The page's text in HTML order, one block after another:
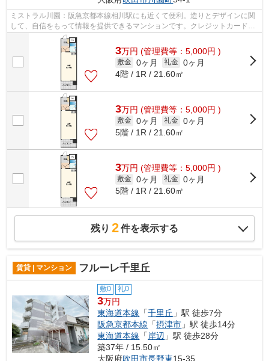
ミストラル川園：阪急京都本線相川駅にも近くて便利。造りとデザインに関
して、自信をもって情報を提供できるマンションです。クレジットカードで
初期費用がお支払いいただけるので、...
3万円 (管理費等：5,000円 )
敷金 0ヶ月 礼金 0ヶ月
4階 / 1R / 21.60㎡
3万円 (管理費等：5,000円 )
敷金 0ヶ月 礼金 0ヶ月
5階 / 1R / 21.60㎡
3万円 (管理費等：5,000円 )
敷金 0ヶ月 礼金 0ヶ月
5階 / 1R / 21.60㎡
残り 2件を表示する
賃貸 | マンション フルーレ千里丘
敷0 礼0
3万円
東海道本線 「千里丘 」駅 徒歩7分
阪急京都本線 「摂津市 」駅 徒歩14分
東海道本線 「 岸辺 」駅 徒歩28分
築37年 / 15.50㎡
大阪府吹田市長野東15-35